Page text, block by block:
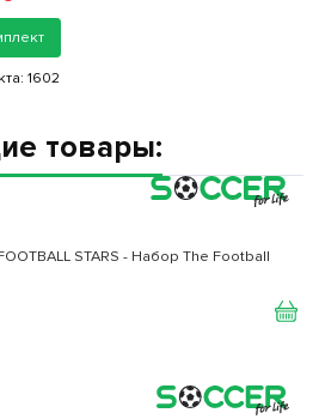
1602
товары:
STARS - Набор The Football